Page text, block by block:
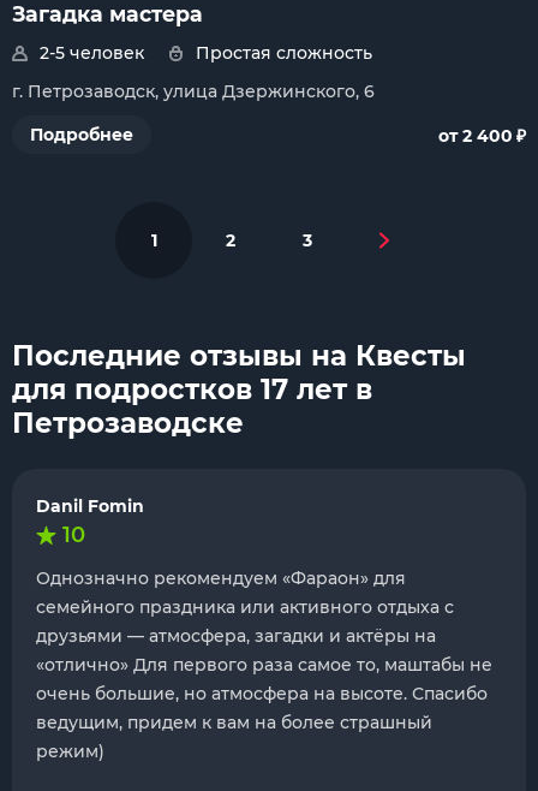
Загадка мастера
2-5 человек
Простая сложность
г. Петрозаводск, улица Дзержинского, 6
Подробнее
от 2 400 ₽
1 2 3
Последние отзывы на Квесты
для подростков 17 лет в
Петрозаводске
Danil Fomin
10
Однозначно рекомендуем «Фараон» для
семейного праздника или активного отдыха с
друзьями — атмосфера, загадки и актёры на
«отлично» Для первого раза самое то, маштабы не
очень большие, но атмосфера на высоте. Спасибо
ведущим, придем к вам на более страшный
режим)